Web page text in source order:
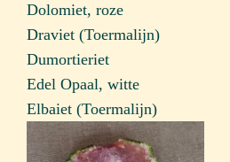
Dolomiet, roze
Draviet (Toermalijn)
Dumortieriet
Edel Opaal, witte
Elbaiet (Toermalijn)